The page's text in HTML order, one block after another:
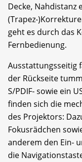
Decke, Nahdistanz
(Trapez-
geht es durch das
Fernbedienung.
Ausstattungsseitig
der Rückseite
S/PDIF- sowie ein
finden sich die
des Projektors:
Fokusrädchen
anderem den Ein-
die